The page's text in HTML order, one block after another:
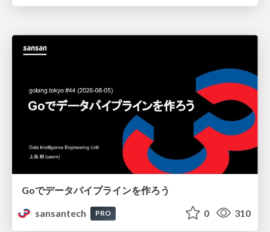
Goでデータパイプラインを作ろう
sansantech
PRO 0 310